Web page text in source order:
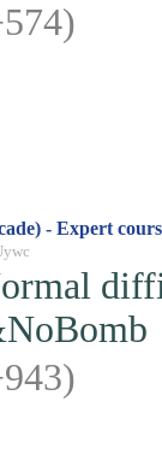
- Expert